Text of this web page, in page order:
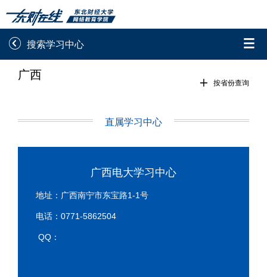

 搜索学习中心
录取通知书查询
信息确认及测试
重置密码
广西
 按省份查询
直属学习中心
广西电大学习中心
地址：广西南宁市东宝路1-1号
电话：0771-5862504
QQ：